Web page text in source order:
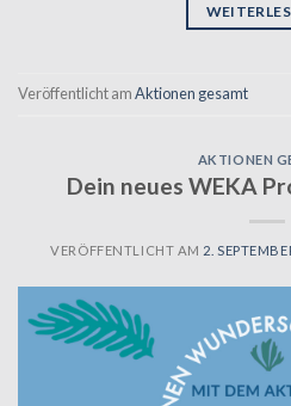
Veröffentlicht amAktionen gesamt
AKTIONEN
Dein neues WEKA
VERÖFFENTLICHT AM 2.